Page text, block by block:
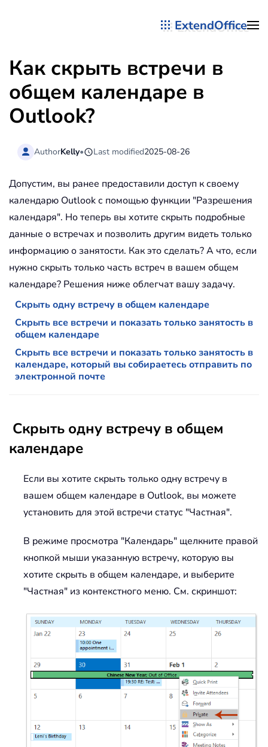
ExtendOffice
Как скрыть встречи в
общем календаре в
Outlook?
AuthorKelly• Last modified2025-08-26
Допустим, вы ранее предоставили доступ к своему
календарю Outlook с помощью функции "Разрешения
календаря". Но теперь вы хотите скрыть подробные
данные о встречах и позволить другим видеть только
информацию о занятости. Как это сделать? А что, если
нужно скрыть только часть встреч в вашем общем
календаре? Решения ниже облегчат вашу задачу.
Скрыть одну встречу в общем календаре
Скрыть все встречи и показать только занятость в
общем календаре
Скрыть все встречи и показать только занятость в
календаре, который вы собираетесь отправить по
электронной почте
Скрыть одну встречу в общем
календаре
Если вы хотите скрыть только одну встречу в
вашем общем календаре в Outlook, вы можете
установить для этой встречи статус "Частная".
В режиме просмотра "Календарь" щелкните правой
кнопкой мыши указанную встречу, которую вы
хотите скрыть в общем календаре, и выберите
"Частная" из контекстного меню. См. скриншот: